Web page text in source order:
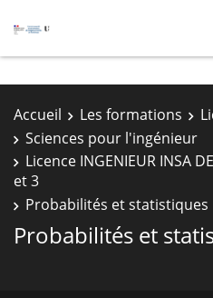
Accueil Les formations
Sciences pour l'ingénieur
Licence INGENIEUR INSA
et 3
Probabilités et statistiques
Probabilités et